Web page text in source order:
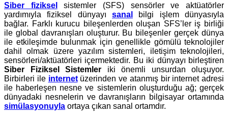
Siber fiziksel
sistemler (SFS) sensörler ve aktüatörler
yardımıyla fiziksel dünyayı sanal
bilgi işlem dünyasıyla
bağlar. Farklı kurucu bileşenlerden oluşan SFS’ler iş birliği
ile global davranışları oluşturur. Bu bileşenler gerçek dünya
ile etkileşimde bulunmak için genellikle gömülü teknolojiler
dahil olmak üzere yazılım sistemleri, iletişim teknolojileri,
sensörleri/aktüatörleri içermektedir. Bu iki dünyayı birleştiren
Siber Fiziksel Sistemler iki önemli unsurdan oluşuyor.
Birbirleri ile internetüzerinden ve atanmış bir internet adresi
ile haberleşen nesne ve sistemlerin oluşturduğu ağ; gerçek
dünyadaki nesnelerin ve davranışların bilgisayar ortamında
simülasyonuyla ortaya çıkan sanal ortamdır.